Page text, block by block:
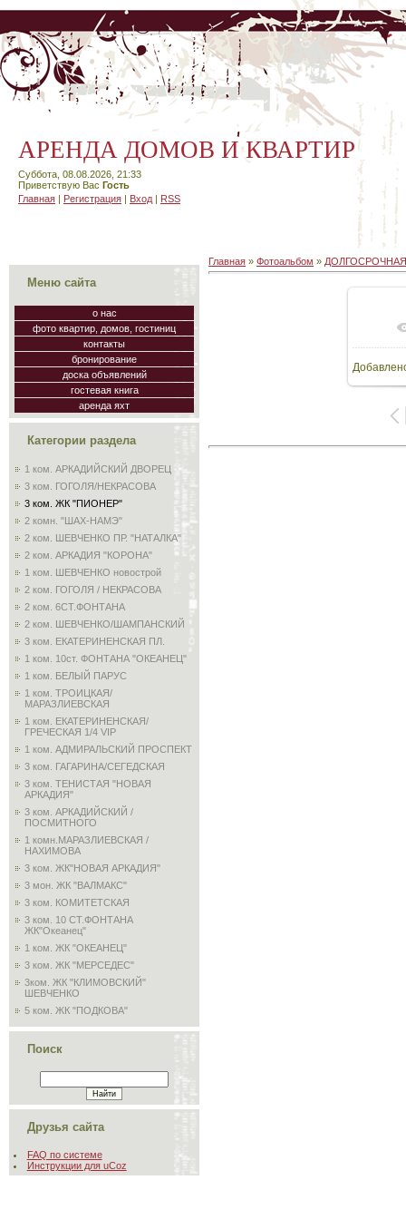
АРЕНДА ДОМОВ И КВАРТИР
Суббота, 08.08.2026, 21:33
Приветствую Вас Гость
Главная | Регистрация | Вход | RSS
Меню сайта
о нас
фото квартир, домов, гостиниц
контакты
бронирование
доска объявлений
гостевая книга
аренда яхт
Категории раздела
1 ком. АРКАДИЙСКИЙ ДВОРЕЦ
3 ком. ГОГОЛЯ/НЕКРАСОВА
3 ком. ЖК "ПИОНЕР"
2 комн. "ШАХ-НАМЭ"
2 ком. ШЕВЧЕНКО ПР. "НАТАЛКА"
2 ком. АРКАДИЯ "КОРОНА"
1 ком. ШЕВЧЕНКО новострой
2 ком. ГОГОЛЯ / НЕКРАСОВА
2 ком. 6СТ.ФОНТАНА
2 ком. ШЕВЧЕНКО/ШАМПАНСКИЙ
3 ком. ЕКАТЕРИНЕНСКАЯ ПЛ.
1 ком. 10ст. ФОНТАНА "ОКЕАНЕЦ"
1 ком. БЕЛЫЙ ПАРУС
1 ком. ТРОИЦКАЯ/
МАРАЗЛИЕВСКАЯ
1 ком. ЕКАТЕРИНЕНСКАЯ/
ГРЕЧЕСКАЯ 1/4 VIP
1 ком. АДМИРАЛЬСКИЙ ПРОСПЕКТ
3 ком. ГАГАРИНА/СЕГЕДСКАЯ
3 ком. ТЕНИСТАЯ "НОВАЯ
АРКАДИЯ"
3 ком. АРКАДИЙСКИЙ /
ПОСМИТНОГО
1 комн.МАРАЗЛИЕВСКАЯ /
НАХИМОВА
3 ком. ЖК"НОВАЯ АРКАДИЯ"
3 мон. ЖК "ВАЛМАКС"
3 ком. КОМИТЕТСКАЯ
3 ком. 10 СТ.ФОНТАНА
ЖК"Океанец"
1 ком. ЖК "ОКЕАНЕЦ"
3 ком. ЖК "МЕРСЕДЕС"
3ком. ЖК "КЛИМОВСКИЙ"
ШЕВЧЕНКО
5 ком. ЖК "ПОДКОВА"
Поиск
Друзья сайта
FAQ по системе
Инструкции для uCoz
Главная » Фотоальбом »